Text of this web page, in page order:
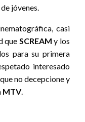
jóvenes.
casi
que SCREAM y los
para su primera
interesado
no decepcione y
MTV.